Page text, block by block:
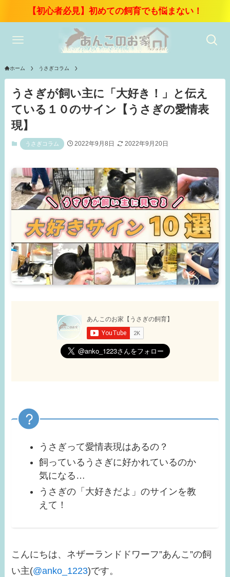
【初心者必見】初めての飼育でも悩まない！
ホーム うさぎコラム
うさぎが飼い主に「大好き！」と伝え
ている１０のサイン【うさぎの愛情表
現】
うさぎコラム 2022年9月8日 2022年9月20日
うさぎって愛情表現はあるの？
飼っているうさぎに好かれているのか
気になる…
うさぎの「大好きだよ」のサインを教
えて！
こんにちは、ネザーランドドワーフ”あんこ”の飼
い主(@anko_1223)です。